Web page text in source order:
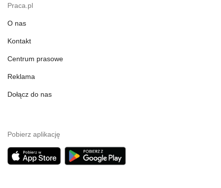
Praca.pl
O nas
Kontakt
Centrum prasowe
Reklama
Dołącz do nas
Pobierz aplikację